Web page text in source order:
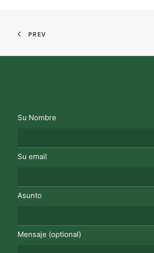
PREV
Su Nombre
Su email
Asunto
Mensaje (optional)